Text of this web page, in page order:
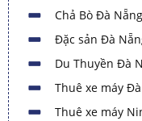
Chả Bò Đà Nẵng
Đặc sản Đà
Du Thuyền Đà
Thuê xe máy
Thuê xe máy